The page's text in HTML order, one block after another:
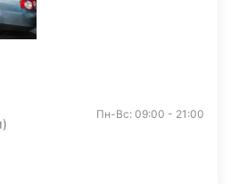
Пн-Вс: 09:00 - 21:00